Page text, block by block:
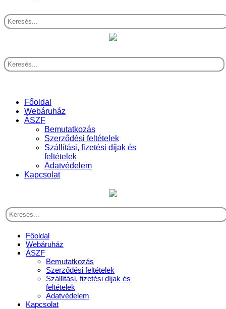
Főoldal
Webáruház
ÁSZF
Bemutatkozás
Szerződési feltételek
Szállítási, fizetési díjak és
feltételek
Adatvédelem
Kapcsolat
Főoldal
Webáruház
ÁSZF
Bemutatkozás
Szerződési feltételek
Szállítási, fizetési díjak és
feltételek
Adatvédelem
Kapcsolat